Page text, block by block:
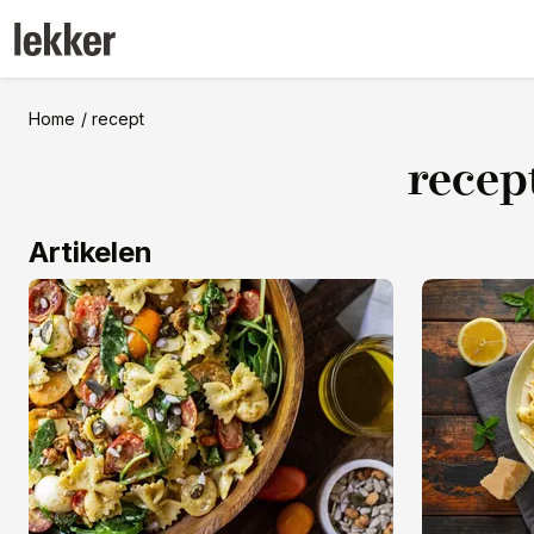
Home recept
Artikelen